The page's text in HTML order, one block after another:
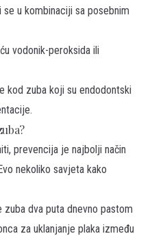
se u kombinaciji sa posebnim
vodonik-peroksida ili
kod zuba koji su endodontski
prevencija je najbolji način
nekoliko savjeta kako
zuba dva puta dnevno pastom
za uklanjanje plaka između